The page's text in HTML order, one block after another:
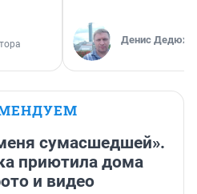
Денис
сумасшедшей».
приютила дома
и видео